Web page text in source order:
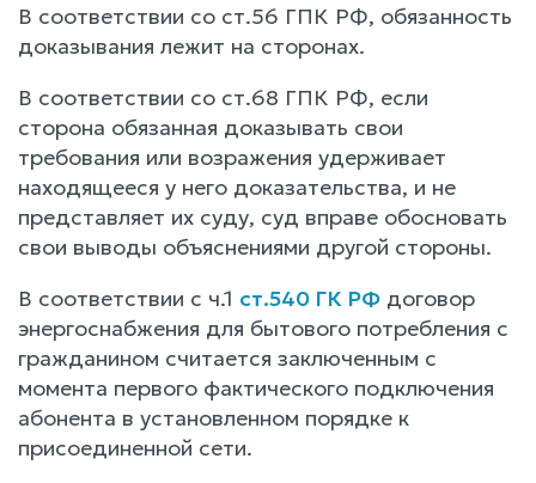
В соответствии со ст.56 ГПК РФ, обязанность
доказывания лежит на сторонах.
В соответствии со ст.68 ГПК РФ, если
сторона обязанная доказывать свои
требования или возражения удерживает
находящееся у него доказательства, и не
представляет их суду, суд вправе обосновать
свои выводы объяснениями другой стороны.
В соответствии с ч.1 ст.540 ГК РФ договор
энергоснабжения для бытового потребления с
гражданином считается заключенным с
момента первого фактического подключения
абонента в установленном порядке к
присоединенной сети.